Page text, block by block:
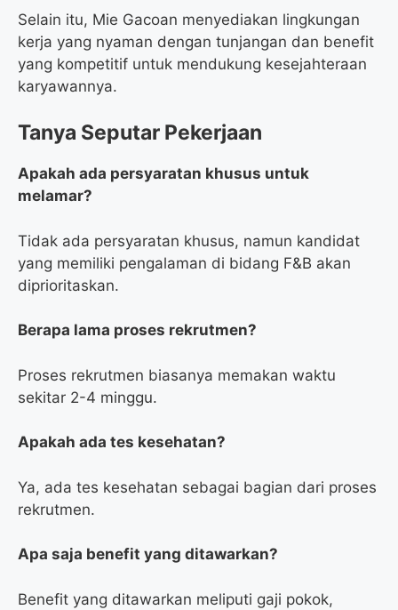
Selain itu, Mie Gacoan menyediakan lingkungan
kerja yang nyaman dengan tunjangan dan benefit
yang kompetitif untuk mendukung kesejahteraan
karyawannya.
Tanya Seputar Pekerjaan
Apakah ada persyaratan khusus untuk
melamar?
Tidak ada persyaratan khusus, namun kandidat
yang memiliki pengalaman di bidang F&B akan
diprioritaskan.
Berapa lama proses rekrutmen?
Proses rekrutmen biasanya memakan waktu
sekitar 2-4 minggu.
Apakah ada tes kesehatan?
Ya, ada tes kesehatan sebagai bagian dari proses
rekrutmen.
Apa saja benefit yang ditawarkan?
Benefit yang ditawarkan meliputi gaji pokok,